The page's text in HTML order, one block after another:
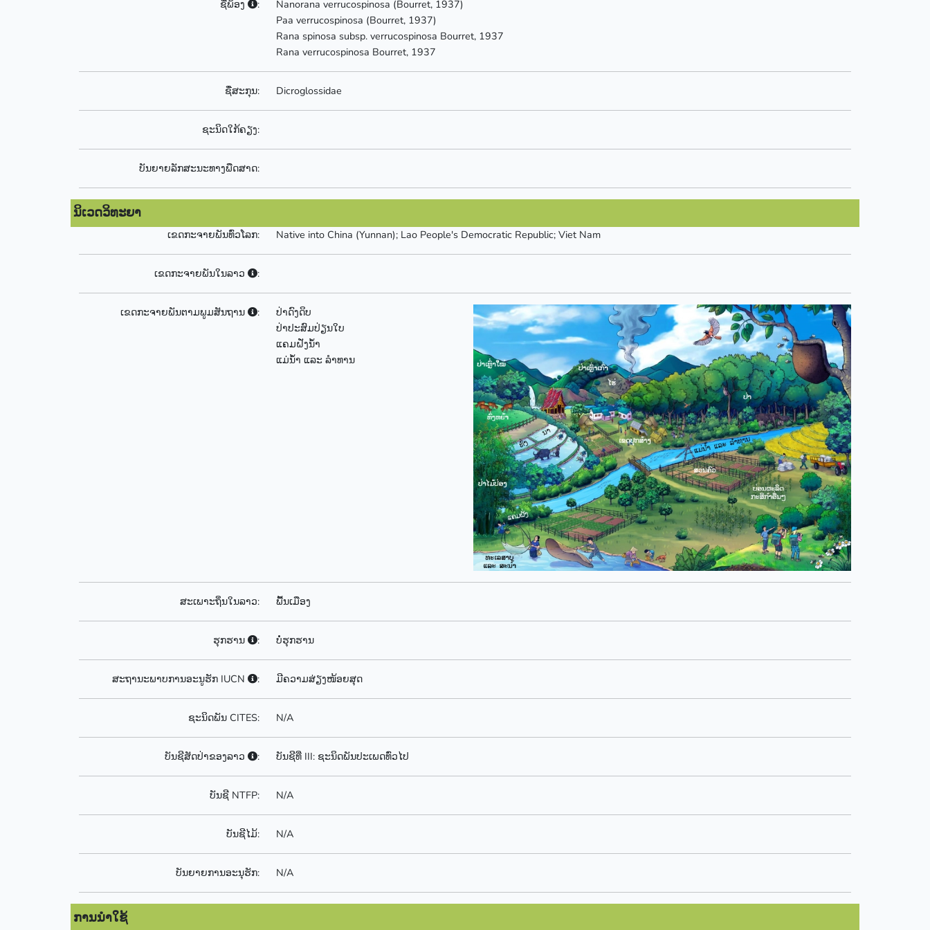
ຊື່ພ້ອງ :
Nanorana verrucospinosa (Bourret, 1937)
Paa verrucospinosa (Bourret, 1937)
Rana spinosa subsp. verrucospinosa Bourret, 1937
Rana verrucospinosa Bourret, 1937
ຊື່ສະກຸນ: Dicroglossidae
ຊະນິດໃກ້ຄຽງ:
ບັນຍາຍລັກສະນະທາງພືດສາດ:
ນິເວດວິທະຍາ
ເຂດກະຈາຍພັນທົ່ວໂລກ: Native into China (Yunnan); Lao People's Democratic Republic; Viet Nam
ເຂດກະຈາຍພັນໃນລາວ :
ເຂດກະຈາຍພັນຕາມພູມສັນຖານ :
ປ່າດົງດິບ
ປ່າປະສົມປ່ຽນໃບ
ແຄມຝັ່ງນໍ້າ
ແມ່ນ້ຳ ແລະ ລຳທານ
ສະເພາະຖິ່ນໃນລາວ: ພື້ນເມືອງ
ຮຸກຮານ : ບໍ່ຮຸກຮານ
ສະຖານະພາບການອະນູຮັກ IUCN : ມີຄວາມສ່ຽງໜ້ອຍສຸດ
ຊະນິດພັນ CITES: N/A
ບັນຊີສັດປ່າຂອງລາວ : ບັນຊີທີ່ III: ຊະນິດພັນປະເພດທົ່ວໄປ
ບັນຊີ NTFP: N/A
ບັນຊີໄມ້: N/A
ບັນຍາຍການອະນຸຮັກ: N/A
ການນຳໃຊ້